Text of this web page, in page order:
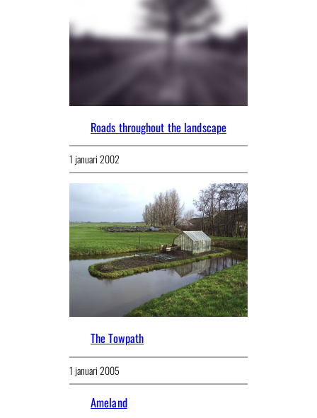
Roads throughout the landscape
1 januari 2002
The Towpath
1 januari 2005
Ameland